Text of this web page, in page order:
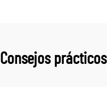
Consejos prácticos